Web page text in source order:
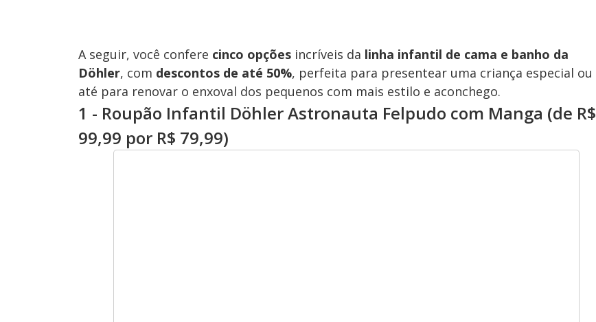
A seguir, você confere cinco opções incríveis da linha infantil de cama e banho da
Döhler, com descontos de até 50%, perfeita para presentear uma criança especial ou
até para renovar o enxoval dos pequenos com mais estilo e aconchego.
1 - Roupão Infantil Döhler Astronauta Felpudo com Manga (de R$
99,99 por R$ 79,99)